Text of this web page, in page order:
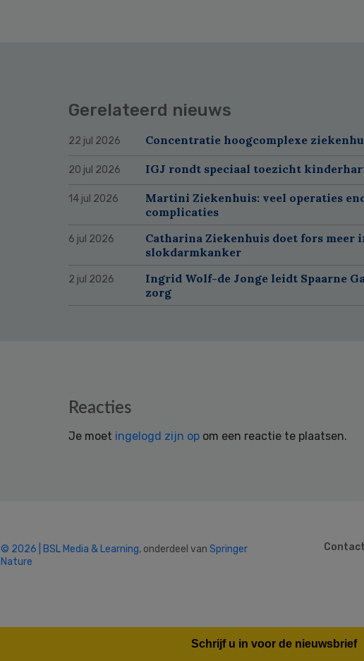
Gerelateerd nieuws
22 jul 2026 Concentratie hoogcomplexe
20 jul 2026 IGJ rondt speciaal toezicht
14 jul 2026
Martini Ziekenhuis: veel operaties
complicaties
6 jul 2026
Catharina Ziekenhuis doet fors meer
slokdarmkanker
2 jul 2026
Ingrid Wolf-de Jonge leidt Spaarne
zorg
Reacties
Je moet ingelogd zijn op om een reactie te plaatsen.
© 2026 | BSL Media & Learning, onderdeel van Springer
Nature
Contact
Schrijf u in voor de nieuwsbrief